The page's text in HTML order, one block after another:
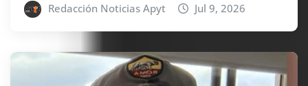
Redacción Noticias Apyt Jul 9, 2026